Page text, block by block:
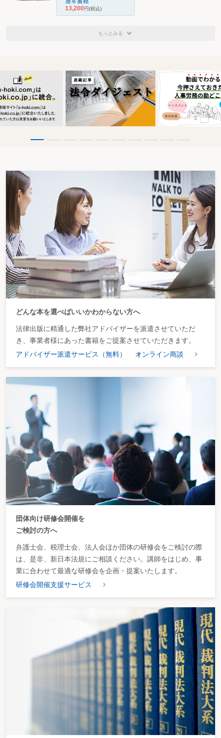
13,200円(税込)
もっとみる
どんな本を選べばいいかわからない方へ
法律出版に精通した弊社アドバイザーを派遣させていただ
き、事業者様にあった書籍をご提案させていただきます。
アドバイザー派遣サービス（無料）
オンライン商談
団体向け研修会開催を
ご検討の方へ
弁護士会、税理士会、法人会ほか団体の研修会をご検討の際
は、是非、新日本法規にご相談ください。講師をはじめ、事
業に合わせて最適な研修会を企画・提案いたします。
研修会開催支援サービス